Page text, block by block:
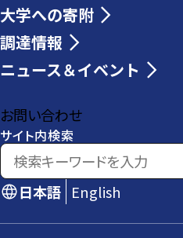
大学への寄附
調達情報
ニュース＆イベント
お問い合わせ
サイト内検索
日本語 English